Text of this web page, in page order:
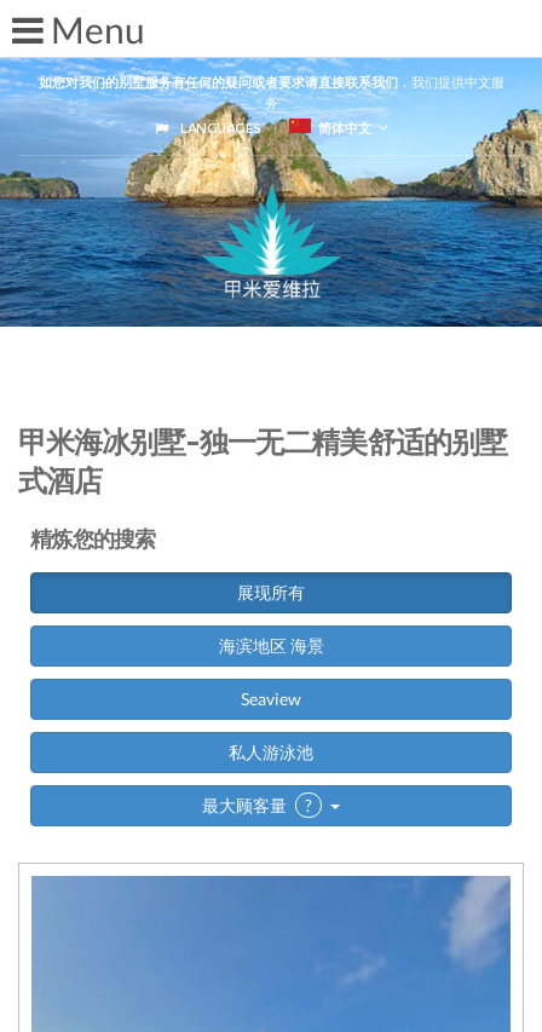
如您对我们的别墅服务有任何的疑问或者要求请直接联系我们，我们提供中文服
务
LANGUAGES
简体中文
甲米海冰别墅-独一无二精美舒适的别墅
式酒店
精炼您的搜索
展现所有
海滨地区 海景
Seaview
私人游泳池
最大顾客量 ?